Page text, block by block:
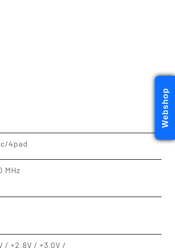
4pad
MHz
/ +2.8V / +3.0V /
Webshop